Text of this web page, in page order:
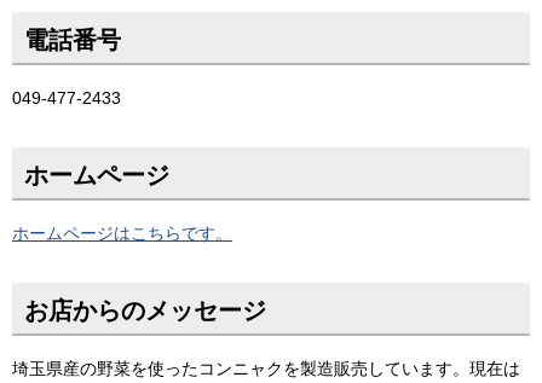
電話番号
049-477-2433
ホームページ
ホームページはこちらです。
お店からのメッセージ
埼玉県産の野菜を使ったコンニャクを製造販売しています。現在は